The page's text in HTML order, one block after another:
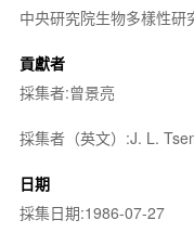
中央研究院生物多樣性研
貢獻者
採集者:曾景亮
採集者（英文）:J. L.
日期
採集日期:1986-07-27